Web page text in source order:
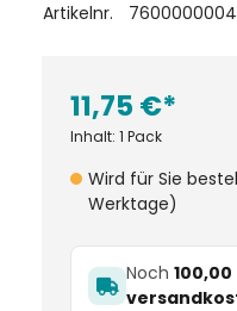
Artikelnr.
11,75 €*
Inhalt: 1 Pack
Wird für Sie
Werktage)
Noch